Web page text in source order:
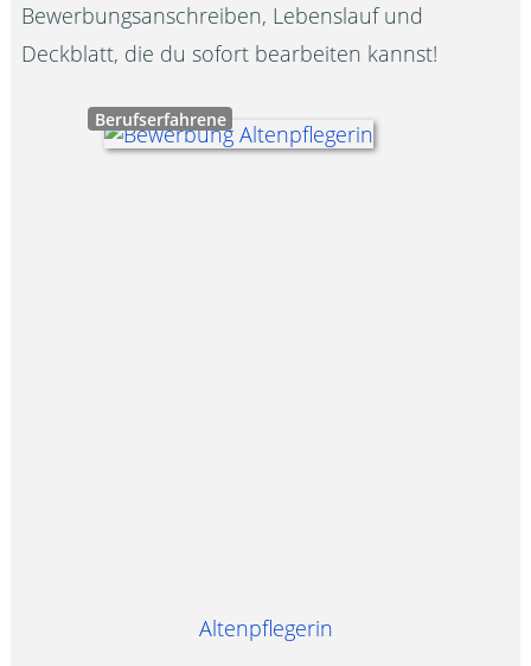
Bewerbungsanschreiben, Lebenslauf und
Deckblatt, die du sofort bearbeiten kannst!
Berufserfahrene
Altenpflegerin